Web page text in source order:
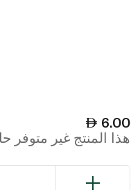
6.00
هذا المنتج غير متوفر